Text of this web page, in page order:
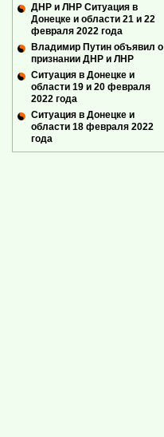
ДНР и ЛНР Ситуация в
Донецке и области 21 и 22
февраля 2022 года
Владимир Путин объявил о
признании ДНР и ЛНР
Ситуация в Донецке и
области 19 и 20 февраля
2022 года
Ситуация в Донецке и
области 18 февраля 2022
года